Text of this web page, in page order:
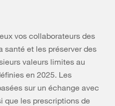
vos collaborateurs des
santé et les préserver des
valeurs limites au
en 2025. Les
sur un échange avec
que les prescriptions de